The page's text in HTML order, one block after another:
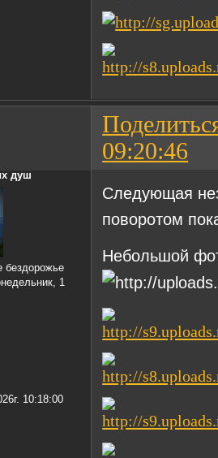
09:20:46
душ
бездорожье
1
10:18:00
Следующая
поворотом
Небольшой